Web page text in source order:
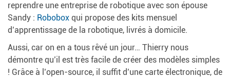
reprendre une entreprise de robotique avec son épouse
Sandy : Robobox qui propose des kits mensuel
d’apprentissage de la robotique, livrés à domicile.
Aussi, car on en a tous rêvé un jour… Thierry nous
démontre qu’il est très facile de créer des modèles simples
! Grâce à l’open-source, il suffit d’une carte électronique, de